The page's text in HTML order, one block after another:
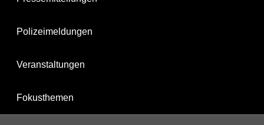
Polizeimeldungen
Veranstaltungen
Fokusthemen